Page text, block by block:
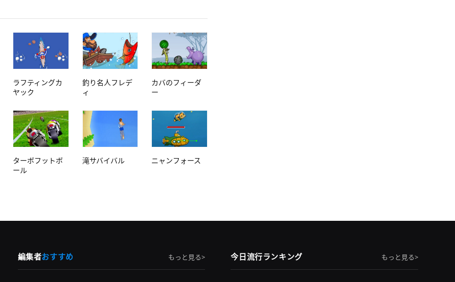
ラフティングカ
ヤック
釣り名人フレデ
ィ
カバのフィーダ
ー
ターボフットボ
ール
滝サバイバル ニャンフォース
編集者おすすめ もっと見る> 今日流行ランキング もっと見る>